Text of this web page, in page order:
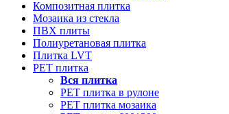
Композитная плитка
Мозаика из стекла
ПВХ плиты
Полиуретановая плитка
Плитка LVT
РЕТ плитка
Вся плитка
РЕТ плитка в рулоне
РЕТ плитка мозаика